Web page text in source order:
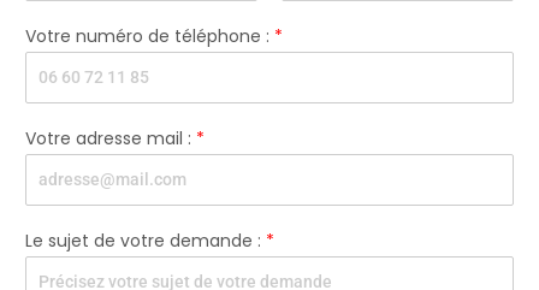
P
n
o
m
N
p
é
o
m
a
i
l
Votre numéro de téléphone :
Votre adresse mail :
Le sujet de votre demande :*